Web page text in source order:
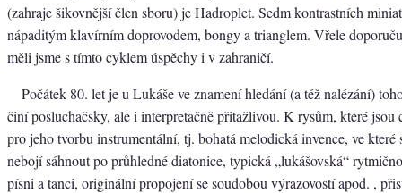
(zahraje šikovnější člen sboru) je Hadroplet. Sedm kontrastních
nápaditým klavírním doprovodem, bongy a trianglem. Vřele
měli jsme s tímto cyklem úspěchy i v zahraničí.
Počátek 80. let je u Lukáše ve znamení hledání (a též nalézání)
činí posluchačsky, ale i interpretačně přitažlivou. K rysům, které jsou
pro jeho tvorbu instrumentální, tj. bohatá melodická invence, ve které
nebojí sáhnout po průhledné diatonice, typická „lukášovská“
písni a tanci, originální propojení se soudobou výrazovostí apod. ,